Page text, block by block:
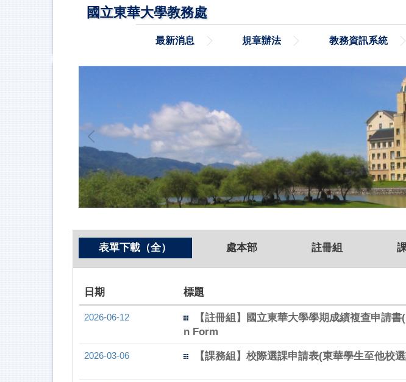
國立東華大學教務處
最新消息 規章辦法 教務資訊系統
表單下載（全） 處本部 註冊組
日期 標題
2026-06-12
【註冊組】國立東華大學學期成績複查申請
n Form
2026-03-06 【課務組】校際選課申請表(東華學生至他校